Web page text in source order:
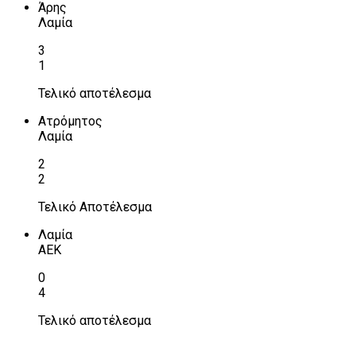
Άρης
Λαμία
3
1
Τελικό αποτέλεσμα
Ατρόμητος
Λαμία
2
2
Τελικό Αποτέλεσμα
Λαμία
ΑΕΚ
0
4
Τελικό αποτέλεσμα